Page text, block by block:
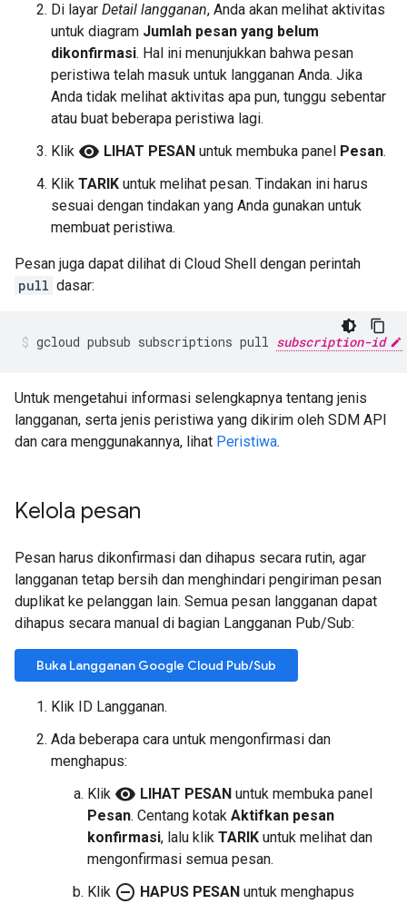
Di layar Detail langganan, Anda akan melihat aktivitas
untuk diagram Jumlah pesan yang belum
dikonfirmasi. Hal ini menunjukkan bahwa pesan
peristiwa telah masuk untuk langganan Anda. Jika
Anda tidak melihat aktivitas apa pun, tunggu sebentar
atau buat beberapa peristiwa lagi.
Klik visibility LIHAT PESAN untuk membuka panel Pesan.
Klik TARIK untuk melihat pesan. Tindakan ini harus
sesuai dengan tindakan yang Anda gunakan untuk
membuat peristiwa.
Pesan juga dapat dilihat di Cloud Shell dengan perintah
pull dasar:
gcloud pubsub subscriptions pull subscription-id
Untuk mengetahui informasi selengkapnya tentang jenis
langganan, serta jenis peristiwa yang dikirim oleh SDM API
dan cara menggunakannya, lihat Peristiwa.
Kelola pesan
Pesan harus dikonfirmasi dan dihapus secara rutin, agar
langganan tetap bersih dan menghindari pengiriman pesan
duplikat ke pelanggan lain. Semua pesan langganan dapat
dihapus secara manual di bagian Langganan Pub/Sub:
Buka Langganan Google Cloud Pub/Sub
Klik ID Langganan.
Ada beberapa cara untuk mengonfirmasi dan
menghapus:
Klik visibility LIHAT PESAN untuk membuka panel
Pesan. Centang kotak Aktifkan pesan
konfirmasi, lalu klik TARIK untuk melihat dan
mengonfirmasi semua pesan.
Klik remove_circle_outline HAPUS PESAN untuk menghapus